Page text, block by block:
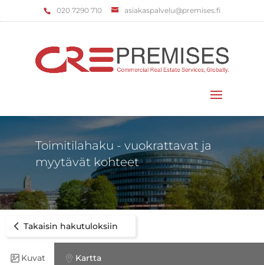
‌020 7290 710 asiakaspalvelu@premises.fi
Toimitilahaku - vuokrattavat ja
myytävät kohteet
Takaisin hakutuloksiin
Kuvat Kartta